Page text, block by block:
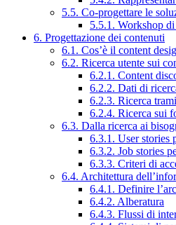
5.5. Co-progettare le
5.5.1. Workshop
6. Progettazione dei contenuti
6.1. Cos’è il content
6.2. Ricerca utente sui
6.2.1. Content
6.2.2. Dati di
6.2.3. Ricerca
6.2.4. Ricerca sui
6.3. Dalla ricerca ai
6.3.1. User stories
6.3.2. Job stories
6.3.3. Criteri di
6.4. Architettura
6.4.1. Definire
6.4.2. Alberatura
6.4.3. Flussi di